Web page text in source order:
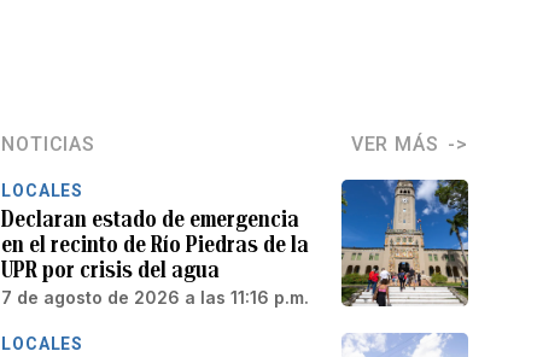
NOTICIAS VER MÁS
LOCALES
Declaran estado de emergencia
en el recinto de Río Piedras de la
UPR por crisis del agua
7 de agosto de 2026 a las 11:16 p.m.
LOCALES